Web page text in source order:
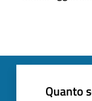
Quanto